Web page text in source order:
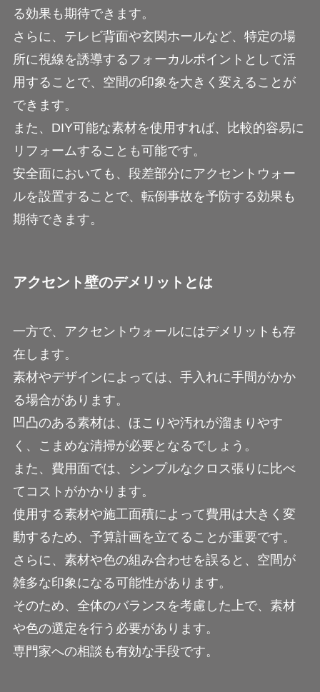
る効果も期待できます。
さらに、テレビ背面や玄関ホールなど、特定の場
所に視線を誘導するフォーカルポイントとして活
用することで、空間の印象を大きく変えることが
できます。
また、DIY可能な素材を使用すれば、比較的容易に
リフォームすることも可能です。
安全面においても、段差部分にアクセントウォー
ルを設置することで、転倒事故を予防する効果も
期待できます。
アクセント壁のデメリットとは
一方で、アクセントウォールにはデメリットも存
在します。
素材やデザインによっては、手入れに手間がかか
る場合があります。
凹凸のある素材は、ほこりや汚れが溜まりやす
く、こまめな清掃が必要となるでしょう。
また、費用面では、シンプルなクロス張りに比べ
てコストがかかります。
使用する素材や施工面積によって費用は大きく変
動するため、予算計画を立てることが重要です。
さらに、素材や色の組み合わせを誤ると、空間が
雑多な印象になる可能性があります。
そのため、全体のバランスを考慮した上で、素材
や色の選定を行う必要があります。
専門家への相談も有効な手段です。